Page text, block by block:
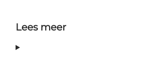
Lees meer